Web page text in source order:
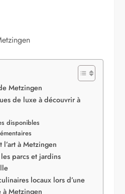
Metzingen
de luxe à découvrir à
disponibles
à Metzingen
parcs et jardins
locaux lors d’une
à Metzingen